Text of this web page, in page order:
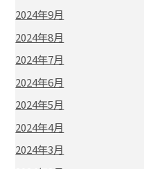
2024年9月
2024年8月
2024年7月
2024年6月
2024年5月
2024年4月
2024年3月